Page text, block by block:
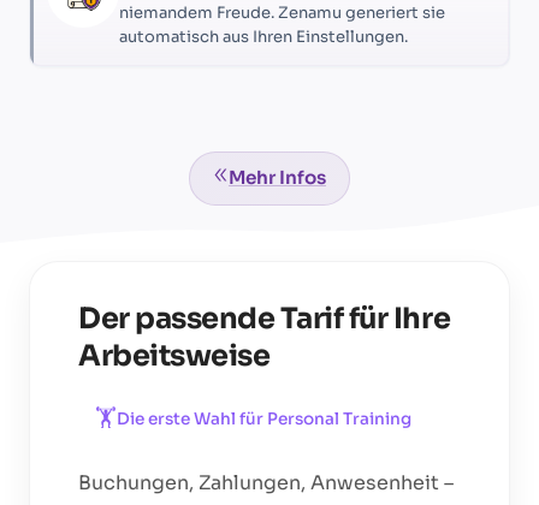
niemandem Freude. Zenamu generiert sie
automatisch aus Ihren Einstellungen.
Mehr Infos
Der passende Tarif für Ihre
Arbeitsweise
🏋️Die erste Wahl für Personal Training
Buchungen, Zahlungen, Anwesenheit –